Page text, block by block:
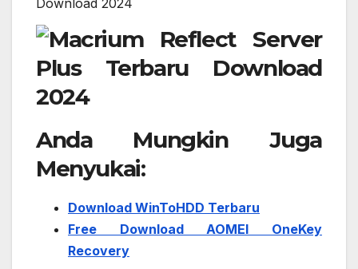
Anda Mungkin Juga
Menyukai:
Download WinToHDD Terbaru
Free Download AOMEI OneKey
Recovery